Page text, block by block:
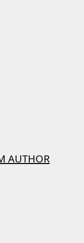
AUTHOR